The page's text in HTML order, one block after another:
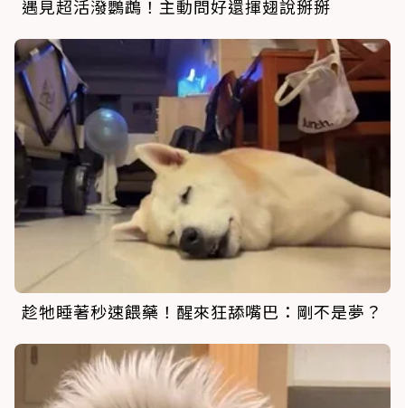
遇見超活潑鸚鵡！主動問好還揮翅說掰掰
趁牠睡著秒速餵藥！醒來狂舔嘴巴：剛不是夢？